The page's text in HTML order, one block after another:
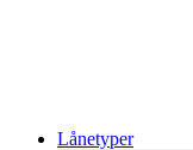
Lånetyper